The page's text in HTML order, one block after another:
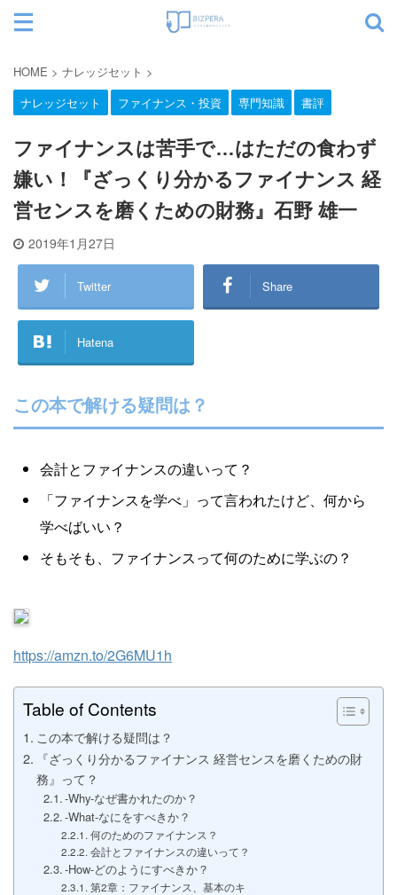
カテゴリー
Yusuke Motoyama
外資系コンサルティング会社を経て、経営大
学院に勤務。年間300冊読むなかで、絶対に
オススメできる本だけを厳選して紹介しま
す。著書『投資としての読書』。
Books&Apps（https://blog.tinect.jp/）にもた
まに寄稿しています。Amazonアソシエイト
HOME > ナレッジセット >
ナレッジセット
ファイナンス・投資 専門知識 書評
ファイナンスは苦手で…はただの食わず
嫌い！『ざっくり分かるファイナンス 経
営センスを磨くための財務』石野 雄一
2019年1月27日
Twitter Share
Hatena
この本で解ける疑問は？
会計とファイナンスの違いって？
「ファイナンスを学べ」って言われたけど、何から
学べばいい？
そもそも、ファイナンスって何のために学ぶの？
https://amzn.to/2G6MU1h
Table of Contents
この本で解ける疑問は？
『ざっくり分かるファイナンス 経営センスを磨くための財
務』って？
-Why-なぜ書かれたのか？
-What-なにをすべきか？
何のためのファイナンス？
会計とファイナンスの違いって？
-How-どのようにすべきか？
第2章：ファイナンス、基本のキ